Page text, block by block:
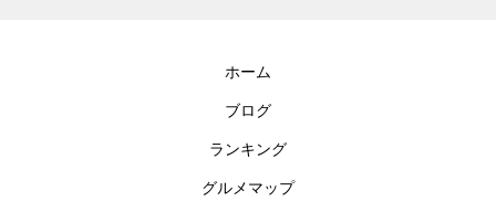
ホーム
ブログ
ランキング
グルメマップ